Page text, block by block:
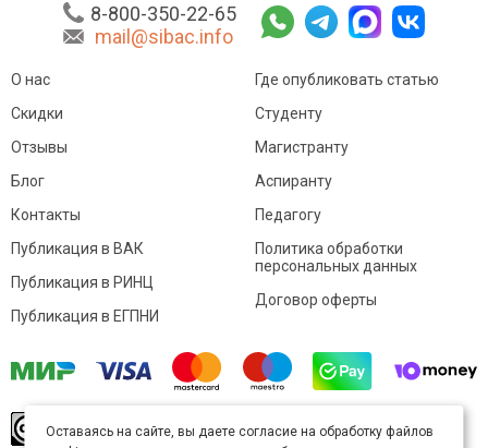
8-800-350-22-65
mail@sibac.info
О нас
Скидки
Отзывы
Блог
Контакты
Где опубликовать статью
Студенту
Магистранту
Аспиранту
Педагогу
Публикация в ВАК
Публикация в РИНЦ
Публикация в ЕГПНИ
Политика обработки
персональных данных
Договор оферты
произведение доступно полицензии Creative
Оставаясь на сайте, вы даете согласие на обработку файлов